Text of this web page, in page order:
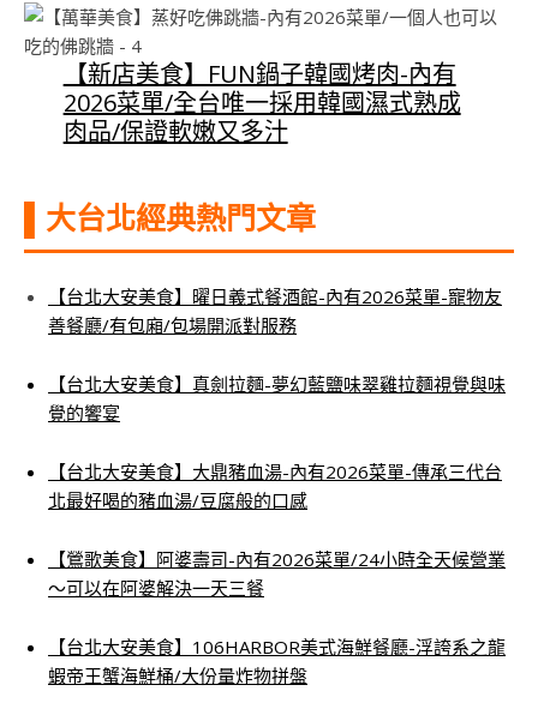
【新店美食】FUN鍋子韓國烤肉-內有
2026菜單/全台唯一採用韓國濕式熟成
肉品/保證軟嫩又多汁
▌大台北經典熱門文章
【台北大安美食】曜日義式餐酒館-內有2026菜單-寵物友
善餐廳/有包廂/包場開派對服務
【台北大安美食】真劍拉麵-夢幻藍鹽味翠雞拉麵視覺與味
覺的饗宴
【台北大安美食】大鼎豬血湯-內有2026菜單-傳承三代台
北最好喝的豬血湯/豆腐般的口感
【鶯歌美食】阿婆壽司-內有2026菜單/24小時全天候營業
～可以在阿婆解決一天三餐
【台北大安美食】106HARBOR美式海鮮餐廳-浮誇系之龍
蝦帝王蟹海鮮桶/大份量炸物拼盤